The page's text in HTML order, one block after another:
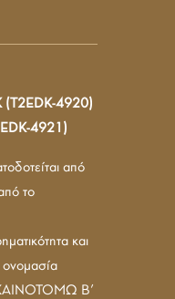
(T2EDK-4920)
4921)
από
το
και
ονομασία
Β’